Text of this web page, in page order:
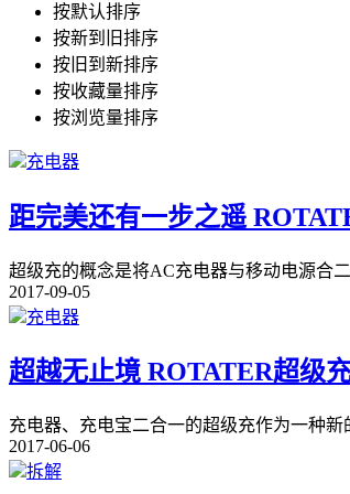
按默认排序
按新到旧排序
按旧到新排序
按收藏量排序
按浏览量排序
充电器
距完美还有一步之遥
超级充的概念是将AC充电器与移动电源合
2017-09-05
充电器
超越无止境 ROTATER超级
充电器、充电宝二合一的超级充作为一种
2017-06-06
拆解